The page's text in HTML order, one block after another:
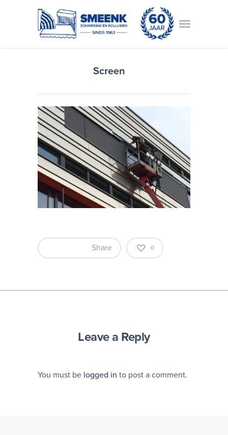
Screen
Share 0
Leave a Reply
You must be logged in to post a comment.